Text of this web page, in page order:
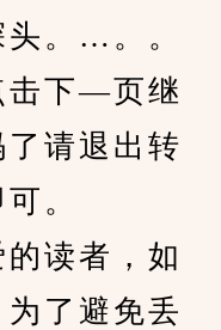
。…。。
下—页继
请退出转
。
读者，如
了避免丢